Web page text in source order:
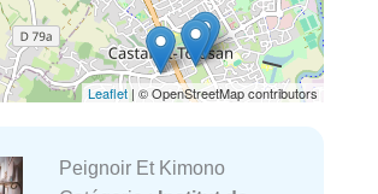
Leaflet| © OpenStreetMap contributors
Peignoir Et Kimono